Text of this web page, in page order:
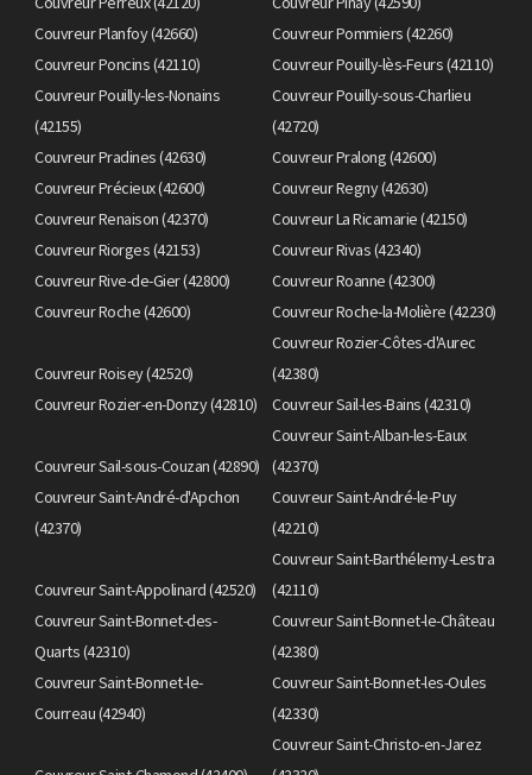
Couvreur Planfoy (42660)
Couvreur Pommiers (42260)
Couvreur Poncins (42110)
Couvreur Pouilly-lès-Feurs (42110)
Couvreur Pouilly-les-Nonains
(42155)
Couvreur Pouilly-sous-Charlieu
(42720)
Couvreur Pradines (42630)
Couvreur Pralong (42600)
Couvreur Précieux (42600)
Couvreur Regny (42630)
Couvreur Renaison (42370)
Couvreur La Ricamarie (42150)
Couvreur Riorges (42153)
Couvreur Rivas (42340)
Couvreur Rive-de-Gier (42800)
Couvreur Roanne (42300)
Couvreur Roche (42600)
Couvreur Roche-la-Molière (42230)
Couvreur Roisey (42520)
Couvreur Rozier-Côtes-d'Aurec
(42380)
Couvreur Rozier-en-Donzy (42810)
Couvreur Sail-les-Bains (42310)
Couvreur Sail-sous-Couzan (42890)
Couvreur Saint-Alban-les-Eaux
(42370)
Couvreur Saint-André-d'Apchon
(42370)
Couvreur Saint-André-le-Puy
(42210)
Couvreur Saint-Appolinard (42520)
Couvreur Saint-Barthélemy-Lestra
(42110)
Couvreur Saint-Bonnet-des-
Quarts (42310)
Couvreur Saint-Bonnet-le-Château
(42380)
Couvreur Saint-Bonnet-le-
Courreau (42940)
Couvreur Saint-Bonnet-les-Oules
(42330)
Couvreur Saint-Christo-en-Jarez